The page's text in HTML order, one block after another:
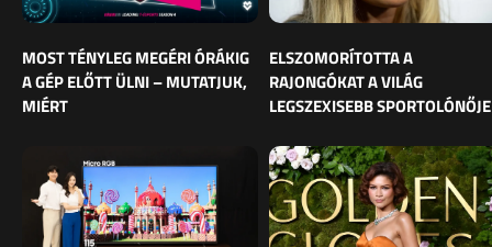
MOST TÉNYLEG MEGÉRI ÓRÁKIG
A GÉP ELŐTT ÜLNI – MUTATJUK,
MIÉRT
ELSZOMORÍTOTTA A
RAJONGÓKAT A VILÁG
LEGSZEXISEBB SPORTOLÓNŐJE